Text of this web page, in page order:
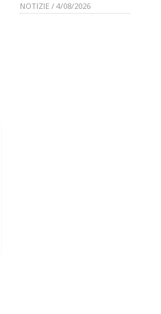
NOTIZIE / 4/08/2026